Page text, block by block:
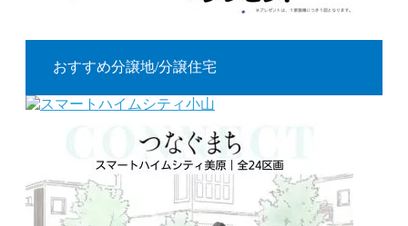
おすすめ分譲地/分譲住宅